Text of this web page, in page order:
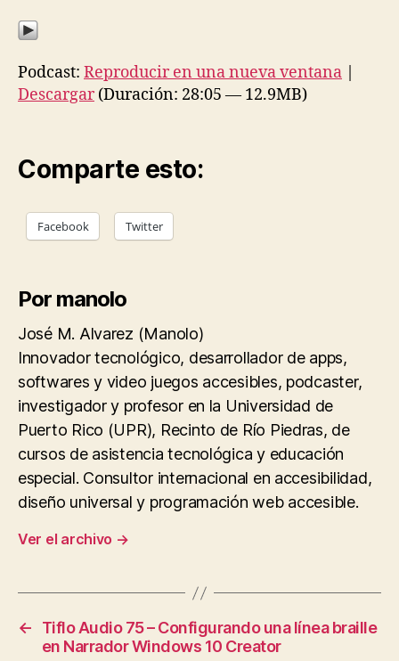
Podcast: Reproducir en una nueva ventana |
Descargar(Duración: 28:05 — 12.9MB)
Comparte esto:
Facebook Twitter
Por manolo
José M. Alvarez (Manolo)
Innovador tecnológico, desarrollador de apps,
softwares y video juegos accesibles, podcaster,
investigador y profesor en la Universidad de
Puerto Rico (UPR), Recinto de Río Piedras, de
cursos de asistencia tecnológica y educación
especial. Consultor internacional en accesibilidad,
diseño universal y programación web accesible.
Ver el archivo →
←
Tiflo Audio 75 – Configurando una línea braille
en Narrador Windows 10 Creator